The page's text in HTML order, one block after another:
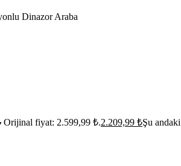
Dinazor Araba
Orijinal fiyat: 2.599,99 ₺.2.209,99 ₺Şu